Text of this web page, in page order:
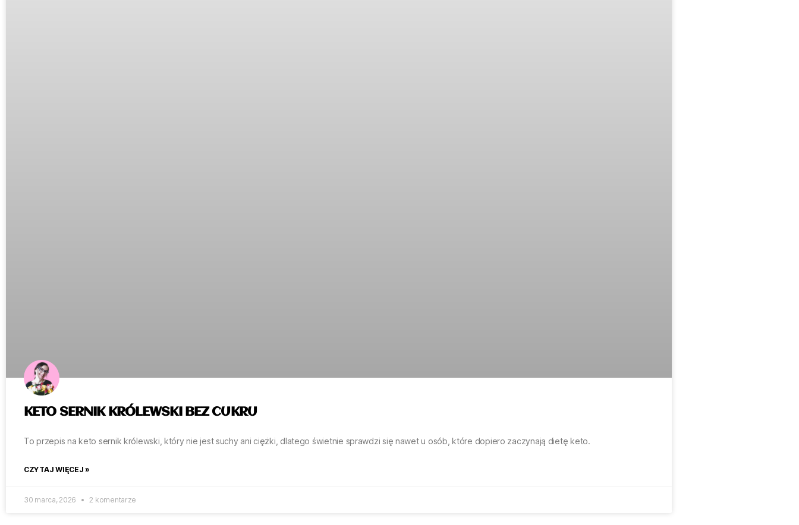
KETO SERNIK KRÓLEWSKI BEZ CUKRU
To przepis na keto sernik królewski, który nie jest suchy ani ciężki, dlatego świetnie sprawdzi się nawet u osób, które dopiero zaczynają dietę keto.
CZYTAJ WIĘCEJ »
30 marca, 2026 2 komentarze